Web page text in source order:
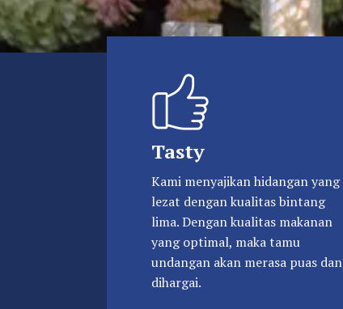
Tasty
Kami menyajikan hidangan yang
lezat dengan kualitas bintang
lima. Dengan kualitas makanan
yang optimal, maka tamu
undangan akan merasa puas dan
dihargai.